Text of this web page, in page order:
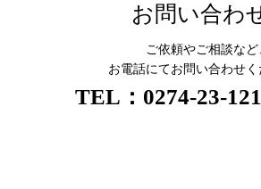
お問い合わ
ご依頼やご相談など
お電話にてお問い合わせく
TEL：0274-23-